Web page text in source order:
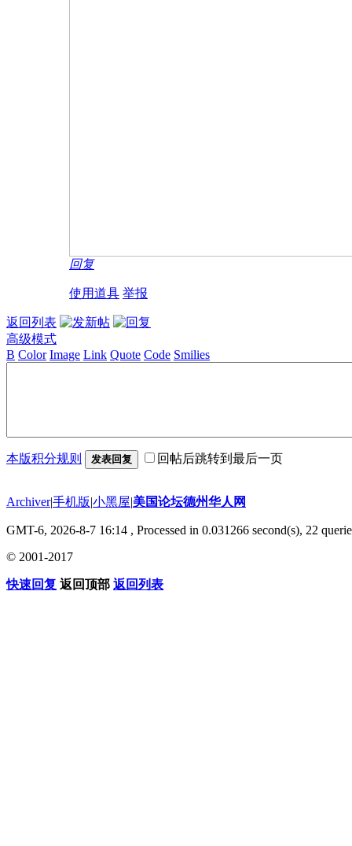
回复
使用道具 举报
返回列表
高级模式
B Color Image Link Quote Code Smilies
本版积分规则 发表回复 回帖后跳转到最后一页
Archiver|手机版|小黑屋|美国论坛德州华人网
GMT-6, 2026-8-7 16:14 , Processed in 0.031266 second(s), 22
© 2001-2017
快速回复 返回顶部 返回列表